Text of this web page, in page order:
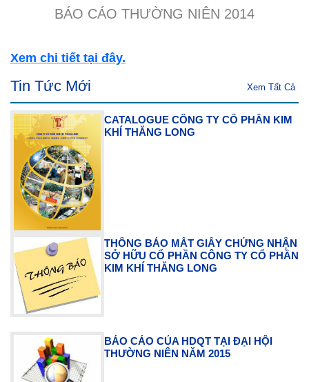
BÁO CÁO THƯỜNG NIÊN 2014
Xem chi tiết tại đây.
Tin Tức Mới Xem Tất Cả
CATALOGUE CÔNG TY CỔ PHẦN KIM
KHÍ THĂNG LONG
THÔNG BÁO MẤT GIẤY CHỨNG NHẬN
SỞ HỮU CỔ PHẦN CÔNG TY CỔ PHẦN
KIM KHÍ THĂNG LONG
BÁO CÁO CỦA HDQT TẠI ĐẠI HỘI
THƯỜNG NIÊN NĂM 2015